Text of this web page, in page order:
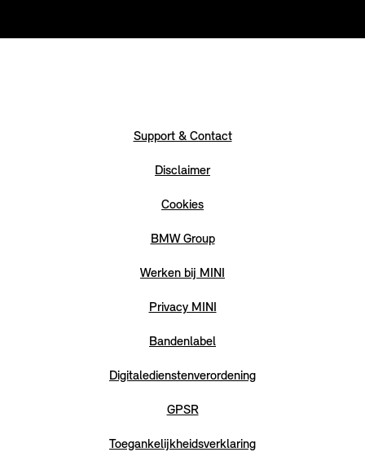
Support & Contact
Disclaimer
Cookies
BMW Group
Werken bij MINI
Privacy MINI
Bandenlabel
Digitaledienstenverordening
GPSR
Toegankelijkheidsverklaring